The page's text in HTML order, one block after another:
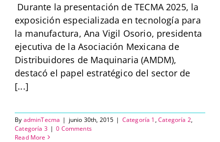
insignia de la
manufactura
avanzada
Durante la presentación de TECMA 2025, la
exposición especializada en tecnología para
la manufactura, Ana Vigil Osorio, presidenta
ejecutiva de la Asociación Mexicana de
Distribuidores de Maquinaria (AMDM),
destacó el papel estratégico del sector de
[...]
By adminTecma | junio 30th, 2015 | Categoría 1 ,Categoría 2,
Categoría 3 | 0 Comments
Read More